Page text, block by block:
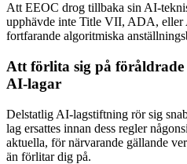
Att EEOC drog tillbaka sin AI-
upphävde inte Title VII, ADA, eller
fortfarande algoritmiska
Att förlita sig på föråldrade
AI-lagar
Delstatlig AI-lagstiftning rör sig
lag ersattes innan dess regler
aktuella, för närvarande gällande
än förlitar dig på.